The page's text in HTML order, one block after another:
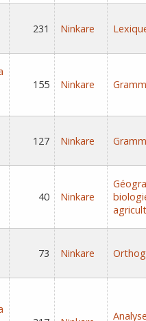
231 Ninkare
155 Ninkare
127 Ninkare
40 Ninkare
73 Ninkare